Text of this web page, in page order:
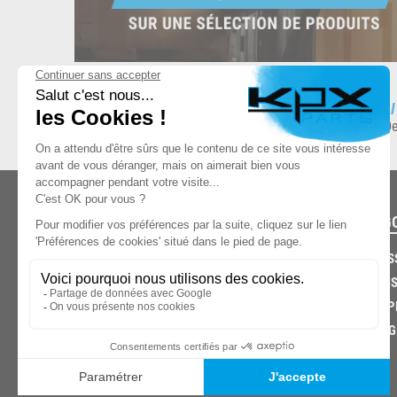
ESPACE DE STOCKAGE
8.500 produits en stock
03.85.32.96.74
© 2026 - KPX PARTS - SITE CRÉÉ PARLET'S CLIC